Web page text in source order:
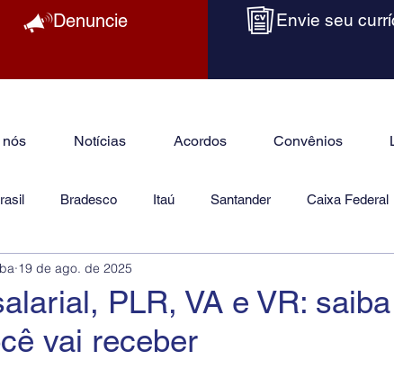
Denuncie Envie seu
Notícias Acordos Convênios
Bradesco Itaú Santander Caixa Federal
Jurídico
PLR, VA e VR:
vai receber
19 de ago. de 2025